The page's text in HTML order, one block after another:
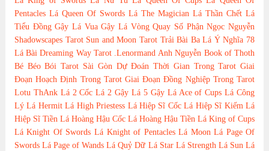
Pentacles Lá Queen Of Swords Lá The Magician Lá Thần Chết Lá
Tiểu Đồng Gậy Lá Vua Gậy Lá Vòng Quay Số Phận Ngọc Nguyễn
Shadowscapes Tarot Sun and Moon Tarot Trải Bài Ba Lá Ý Nghĩa 78
Lá Bài Dreaming Way Tarot .Lenormand Anh Nguyễn Book of Thoth
Bé Béo Bói Tarot Sài Gòn Dự Đoán Thời Gian Trong Tarot Giai
Đoạn Hoạch Định Trong Tarot Giai Đoạn Đồng Nghiệp Trong Tarot
Lotu ThAnk Lá 2 Cốc Lá 2 Gậy Lá 5 Gậy Lá Ace of Cups Lá Công
Lý Lá Hermit Lá High Priestess Lá Hiệp Sĩ Cốc Lá Hiệp Sĩ Kiếm Lá
Hiệp Sĩ Tiền Lá Hoàng Hậu Cốc Lá Hoàng Hậu Tiền Lá King of Cups
Lá Knight Of Swords Lá Knight of Pentacles Lá Moon Lá Page Of
Swords Lá Page of Wands Lá Quỷ Dữ Lá Star Lá Strength Lá Sun Lá